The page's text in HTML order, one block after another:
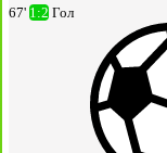
67' 1:2 Гол